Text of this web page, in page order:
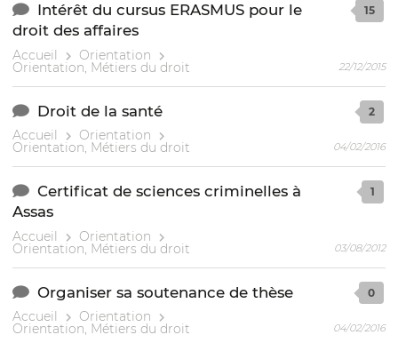
Intérêt du cursus ERASMUS pour le
droit des affaires
Accueil Orientation
Orientation, Métiers du droit
15
22/12/2015
Droit de la santé
Accueil Orientation
Orientation, Métiers du droit
2
04/02/2016
Certificat de sciences criminelles à
Assas
Accueil Orientation
Orientation, Métiers du droit
1
03/08/2012
Organiser sa soutenance de thèse
Accueil Orientation
Orientation, Métiers du droit
0
04/02/2016